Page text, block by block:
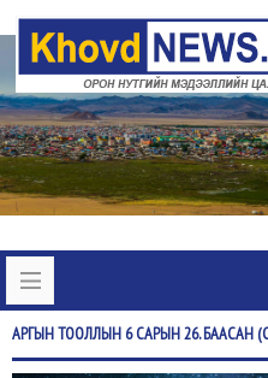
АРГЫНТООЛЛЫН 6 САРЫН 26. БААСАН